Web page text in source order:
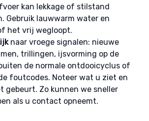
kan lekkage of stilstand
Gebruik lauwwarm water en
het vrij wegloopt.
naar vroege signalen: nieuwe
trillingen, ijsvorming op de
de normale ontdooicyclus of
foutcodes. Noteer wat u ziet en
gebeurt. Zo kunnen we sneller
als u contact opneemt.